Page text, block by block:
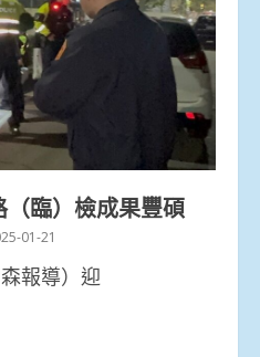
臨）檢成果豐碩
01-21
報導）迎